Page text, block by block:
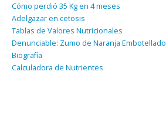
Cómo perdió 35 Kg en 4 meses
Adelgazar en cetosis
Tablas de Valores Nutricionales
Denunciable: Zumo de Naranja Embotellado
Biografía
Calculadora de Nutrientes